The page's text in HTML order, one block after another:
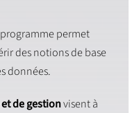
permet
des notions de base
données.
de gestionvisent à